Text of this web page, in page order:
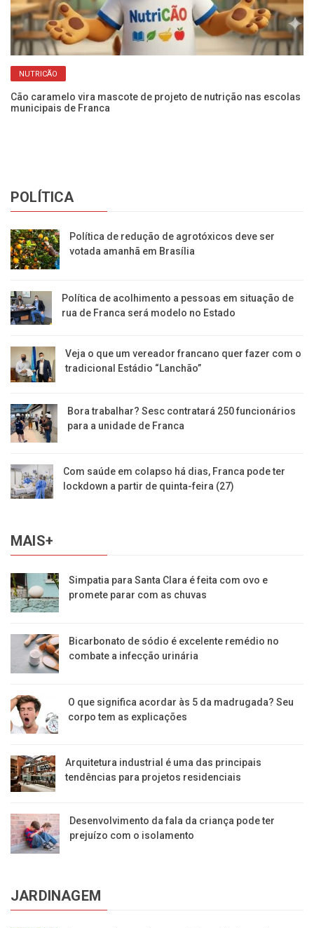
NUTRICÃO
Cão caramelo vira mascote de projeto de nutrição nas escolas
municipais de Franca
POLÍTICA
Política de redução de agrotóxicos deve ser
votada amanhã em Brasília
Política de acolhimento a pessoas em situação de
rua de Franca será modelo no Estado
Veja o que um vereador francano quer fazer com o
tradicional Estádio “Lanchão”
Bora trabalhar? Sesc contratará 250 funcionários
para a unidade de Franca
Com saúde em colapso há dias, Franca pode ter
lockdown a partir de quinta-feira (27)
MAIS+
Simpatia para Santa Clara é feita com ovo e
promete parar com as chuvas
Bicarbonato de sódio é excelente remédio no
combate a infecção urinária
O que significa acordar às 5 da madrugada? Seu
corpo tem as explicações
Arquitetura industrial é uma das principais
tendências para projetos residenciais
Desenvolvimento da fala da criança pode ter
prejuízo com o isolamento
JARDINAGEM